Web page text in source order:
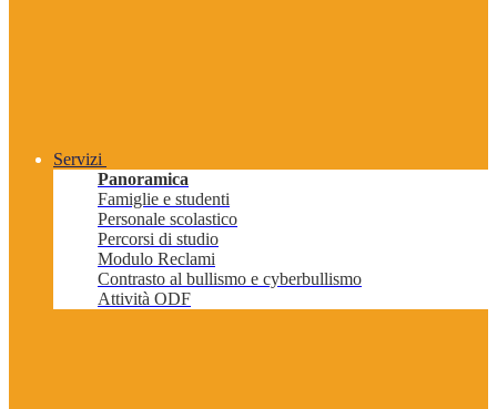
Servizi
Panoramica
Famiglie e studenti
Personale scolastico
Percorsi di studio
Modulo Reclami
Contrasto al bullismo e cyberbullismo
Attività ODF